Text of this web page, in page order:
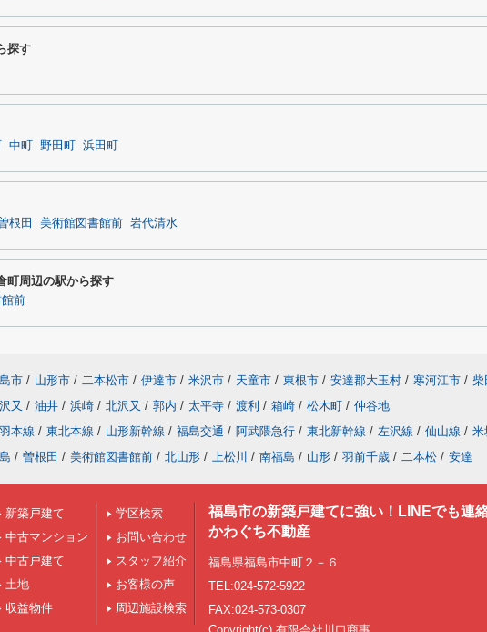
探す
中町 野田町 浜田町
根田 美術館図書館前 岩代清水
町周辺の駅から探す
前
市 / 山形市 / 二本松市 / 伊達市 / 米沢市 / 天童市 / 東根市 / 安達郡大玉村 / 寒河江市 / 柴
又 / 油井 / 浜崎 / 北沢又 / 郭内 / 太平寺 / 渡利 / 箱崎 / 松木町 / 仲谷地
本線 / 東北本線 / 山形新幹線 / 福島交通 / 阿武隈急行 / 東北新幹線 / 左沢線 / 仙山線 / 米
/ 曽根田 / 美術館図書館前 / 北山形 / 上松川 / 南福島 / 山形 / 羽前千歳 / 二本松 / 安達
新築戸建て
中古マンション
中古戸建て
土地
収益物件
学区検索
お問い合わせ
スタッフ紹介
お客様の声
周辺施設検索
福島市の新築戸建てに強い！LINEでも連
かわぐち不動産
福島県福島市中町２－６
TEL:024-572-5922
FAX:024-573-0307